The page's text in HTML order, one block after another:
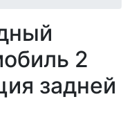
2
задней